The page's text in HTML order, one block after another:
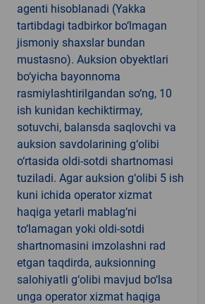
agenti hisoblanadi (Yakka
tartibdagi tadbirkor bo‘lmagan
jismoniy shaxslar bundan
mustasno). Auksion obyektlari
bo‘yicha bayonnoma
rasmiylashtirilgandan so‘ng, 10
ish kunidan kechiktirmay,
sotuvchi, balansda saqlovchi va
auksion savdolarining g‘olibi
o‘rtasida oldi-sotdi shartnomasi
tuziladi. Agar auksion g‘olibi 5 ish
kuni ichida operator xizmat
haqiga yetarli mablag‘ni
to‘lamagan yoki oldi-sotdi
shartnomasini imzolashni rad
etgan taqdirda, auksionning
salohiyatli g‘olibi mavjud bo‘lsa
unga operator xizmat haqiga